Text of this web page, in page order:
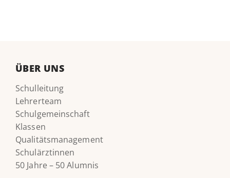
ÜBER UNS
Schulleitung
Lehrerteam
Schulgemeinschaft
Klassen
Qualitätsmanagement
Schulärztinnen
50 Jahre – 50 Alumnis